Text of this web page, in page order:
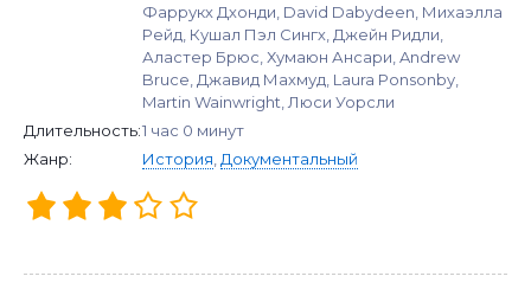
Фаррукх Дхонди, David Dabydeen, Михаэлла
Рейд, Кушал Пэл Сингх, Джейн Ридли,
Аластер Брюс, Хумаюн Ансари, Andrew
Bruce, Джавид Махмуд, Laura Ponsonby,
Martin Wainwright, Люси Уорсли
Длительность:1 час 0 минут
Жанр:
История Документальный